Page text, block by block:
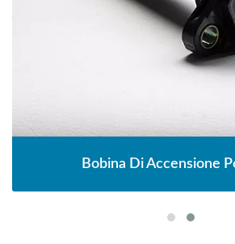
Bobina Di Accensione